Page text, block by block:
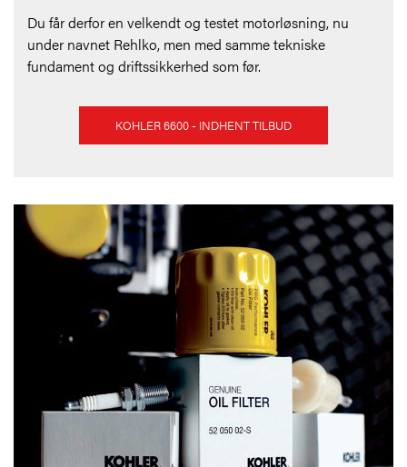
Du får derfor en velkendt og testet motorløsning, nu
under navnet Rehlko, men med samme tekniske
fundament og driftssikkerhed som før.
KOHLER 6600 - INDHENT TILBUD